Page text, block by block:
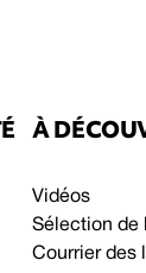
À
Vidéos
Sélection de
Courrier des